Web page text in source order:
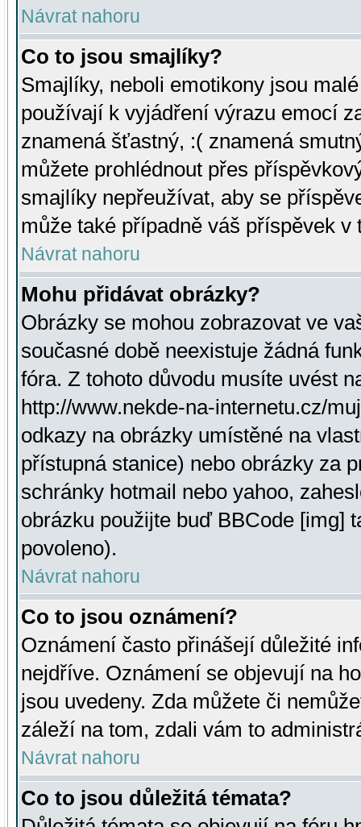
Návrat nahoru
Co to jsou smajlíky?
Smajlíky, neboli emotikony jsou
používají k vyjádření výrazu emocí
znamená šťastný, :( znamená
můžete prohlédnout přes
smajlíky nepřeužívat, aby se
může také případně váš příspěvek v
Návrat nahoru
Mohu přidávat obrázky?
Obrázky se mohou zobrazovat ve
současné době neexistuje žádná
fóra. Z tohoto důvodu musíte uvést
http://www.nekde-na-internetu.cz/
odkazy na obrázky umístěné na
přístupná stanice) nebo obrázky za
schránky hotmail nebo yahoo,
obrázku použijte buď BBCode [img]
povoleno).
Návrat nahoru
Co to jsou oznámení?
Oznámení často přinášejí důležité
nejdříve. Oznámení se objevují na
jsou uvedeny. Zda můžete či
záleží na tom, zdali vám to
Návrat nahoru
Co to jsou důležitá témata?